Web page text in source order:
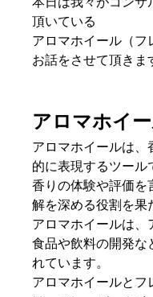
頂いている
アロマホイール（フ
お話をさせて頂きま
アロマホイ
アロマホイールは、
的に表現するツール
香りの体験や評価を
解を深める役割を果
アロマホイールは、
食品や飲料の開発な
れています。
アロマホイールとフ